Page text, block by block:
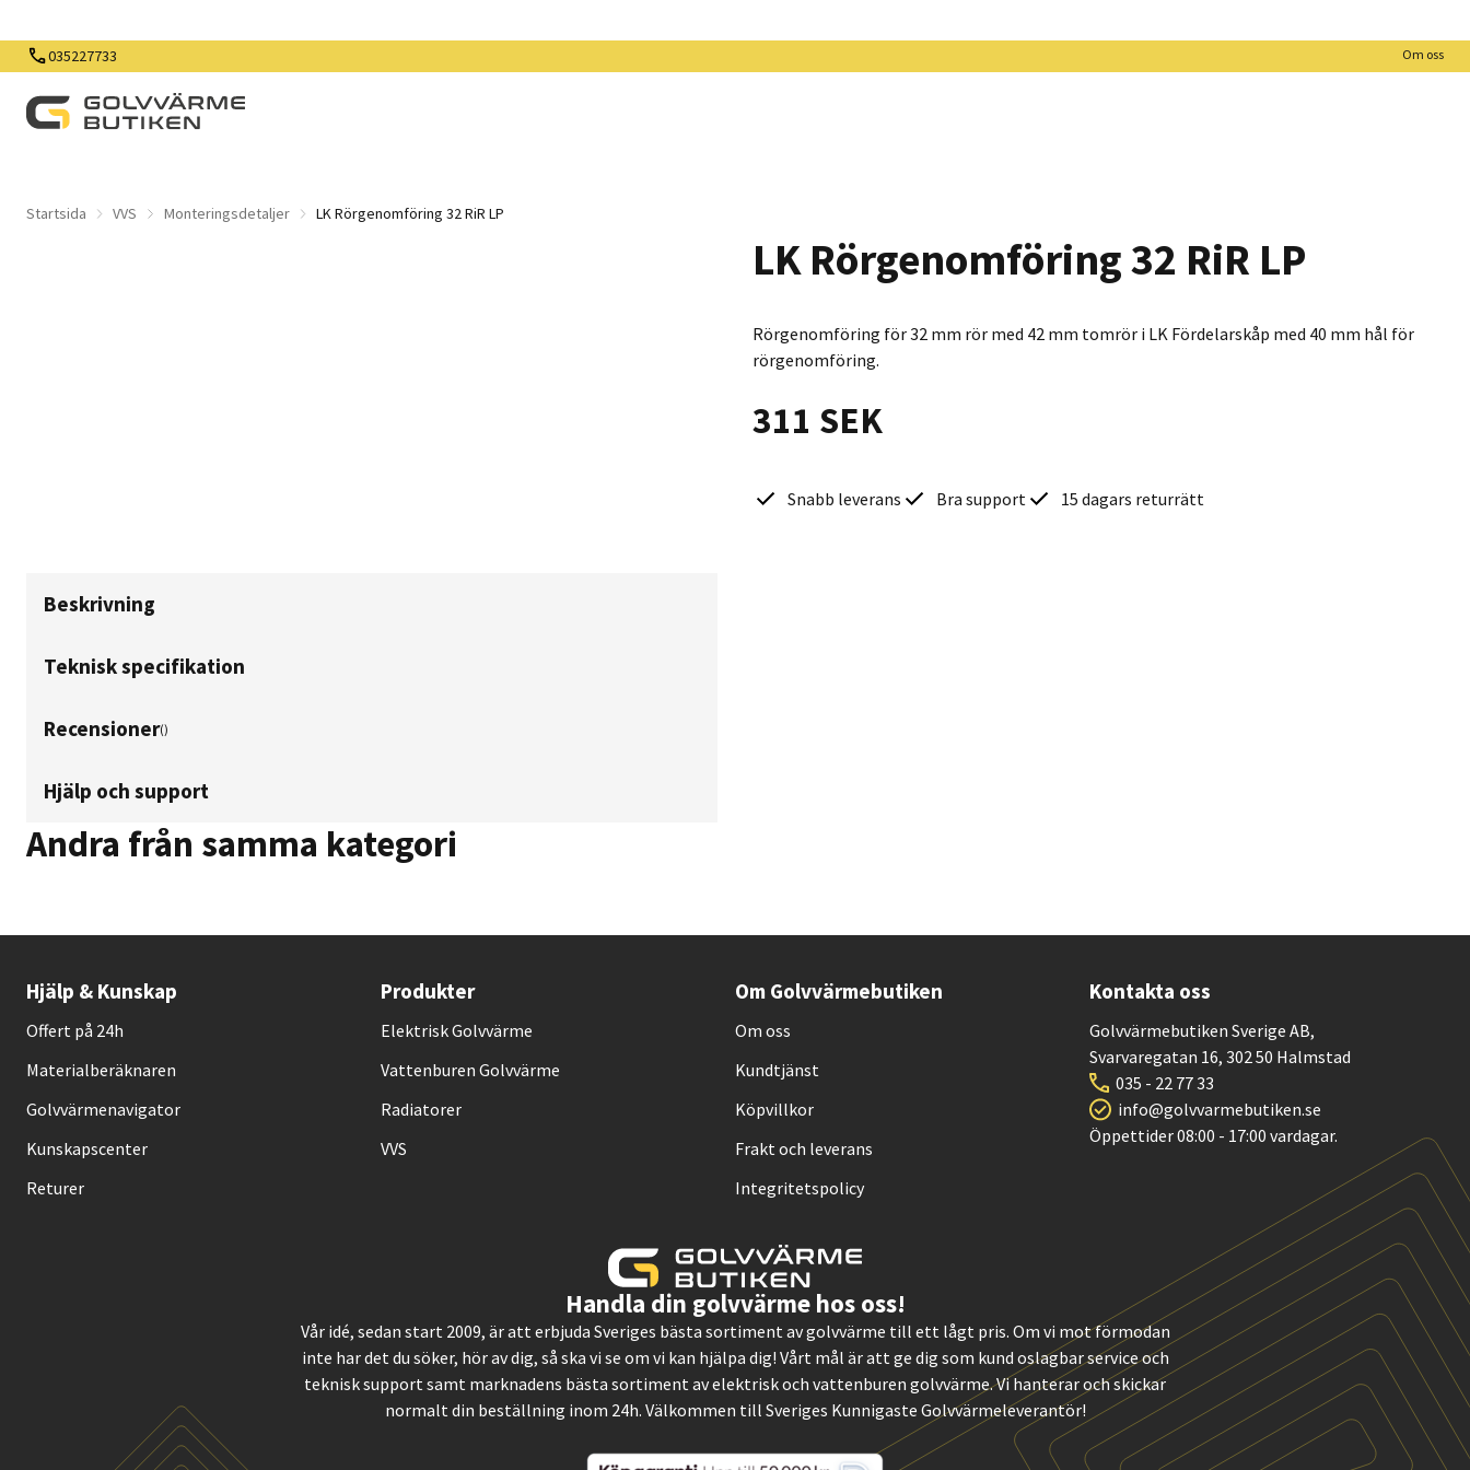
035227733 Om oss
Startsida VVS Monteringsdetaljer LK Rörgenomföring 32 RiR LP
LK Rörgenomföring 32 RiR LP
Rörgenomföring för 32 mm rör med 42 mm tomrör i LK Fördelarskåp med 40 mm hål för
rörgenomföring.
311 SEK
Snabb leverans Bra support 15 dagars returrätt
Beskrivning
Teknisk specifikation
Recensioner()
Hjälp och support
Andra från samma kategori
Hjälp & Kunskap
Offert på 24h
Materialberäknaren
Golvvärmenavigator
Kunskapscenter
Returer
Produkter
Elektrisk Golvvärme
Vattenburen Golvvärme
Radiatorer
VVS
Om Golvvärmebutiken
Om oss
Kundtjänst
Köpvillkor
Frakt och leverans
Integritetspolicy
Kontakta oss
Golvvärmebutiken Sverige AB,
Svarvaregatan 16, 302 50 Halmstad
035 - 22 77 33
info@golvvarmebutiken.se
Öppettider 08:00 - 17:00 vardagar.
Handla din golvvärme hos oss!
Vår idé, sedan start 2009, är att erbjuda Sveriges bästa sortiment av golvvärme till ett lågt pris. Om vi mot förmodan
inte har det du söker, hör av dig, så ska vi se om vi kan hjälpa dig! Vårt mål är att ge dig som kund oslagbar service och
teknisk support samt marknadens bästa sortiment av elektrisk och vattenburen golvvärme. Vi hanterar och skickar
normalt din beställning inom 24h. Välkommen till Sveriges Kunnigaste Golvvärmeleverantör!